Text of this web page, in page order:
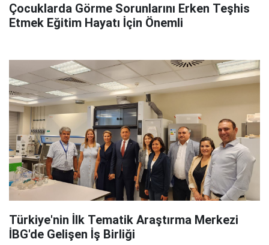
Çocuklarda Görme Sorunlarını Erken Teşhis
Etmek Eğitim Hayatı İçin Önemli
Türkiye'nin İlk Tematik Araştırma Merkezi
İBG'de Gelişen İş Birliği